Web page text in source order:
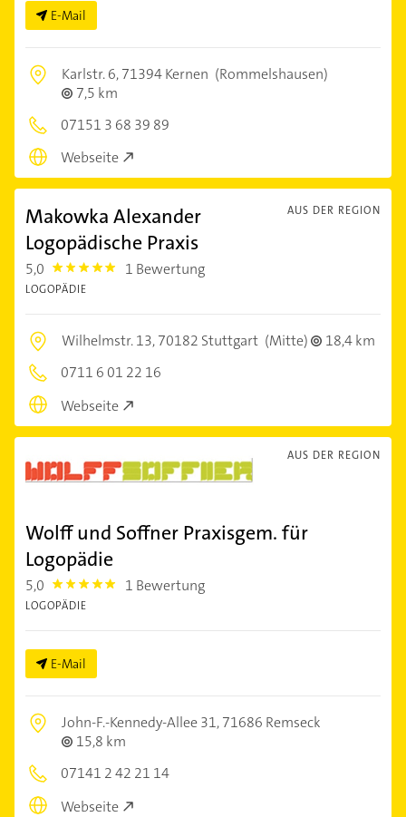
E-Mail
Karlstr. 6,71394 Kernen (Rommelshausen)
7,5 km
07151 3 68 39 89
Webseite
AUS DER REGION
Makowka Alexander
Logopädische Praxis
5,0 5.0 1 Bewertung
LOGOPÄDIE
Wilhelmstr. 13,70182 Stuttgart (Mitte)
18,4 km
0711 6 01 22 16
Webseite
AUS DER REGION
Wolff und Soffner Praxisgem. für
Logopädie
5,0 5.0 1 Bewertung
LOGOPÄDIE
E-Mail
John-F.-Kennedy-Allee 31,71686 Remseck
15,8 km
07141 2 42 21 14
Webseite